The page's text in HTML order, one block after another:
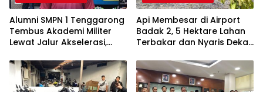
Alumni SMPN 1 Tenggarong
Tembus Akademi Militer
Lewat Jalur Akselerasi,
Api Membesar di Airport
Badak 2, 5 Hektare Lahan
Terbakar dan Nyaris Dekati